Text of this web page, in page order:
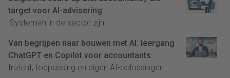
target voor AI-advisering
'Systemen in de sector zijn...
Van begrijpen naar bouwen met AI: leergang
ChatGPT en Copilot voor accountants
Inzicht, toepassing en eigen AI-oplossingen...